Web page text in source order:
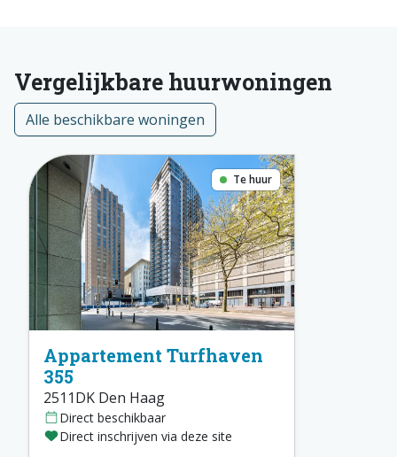
Vergelijkbare huurwoningen
Alle beschikbare woningen
Te huur
Appartement Turfhaven
355
2511DK Den Haag
Direct beschikbaar
Direct inschrijven via deze site